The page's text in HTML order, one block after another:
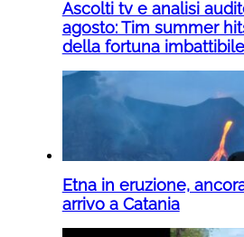
Ascolti tv e analisi
agosto: Tim summer
della fortuna imbattibile
Etna in eruzione,
arrivo a Catania